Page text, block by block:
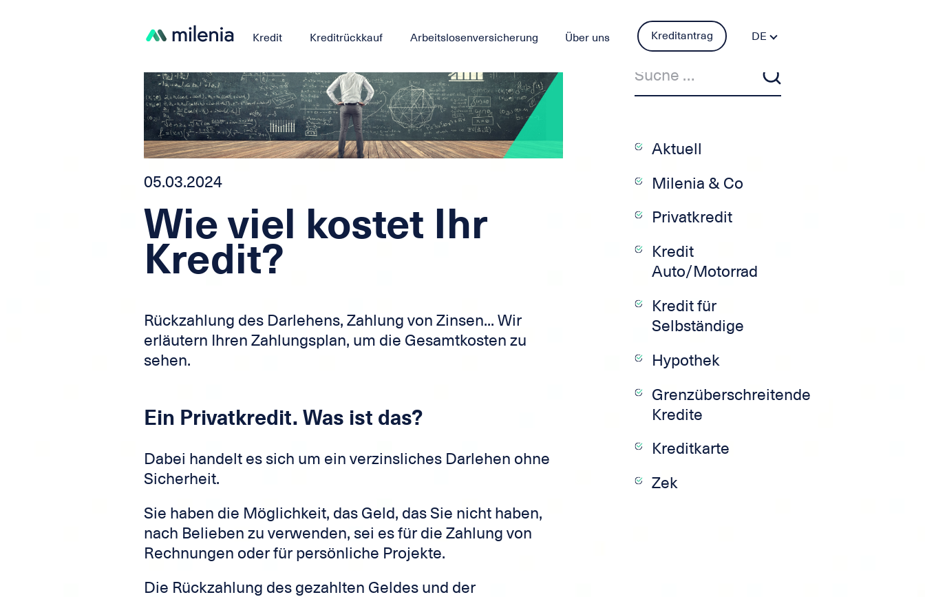
Kredit Kreditrückkauf Arbeitslosenversicherung Über uns Kreditantrag
DE
PT
ES
05.03.2024
Wie viel kostet Ihr
Kredit?
Rückzahlung des Darlehens, Zahlung von Zinsen... Wir
erläutern Ihren Zahlungsplan, um die Gesamtkosten zu
sehen.
Ein Privatkredit. Was ist das?
Dabei handelt es sich um ein verzinsliches Darlehen ohne
Sicherheit.
Sie haben die Möglichkeit, das Geld, das Sie nicht haben,
nach Belieben zu verwenden, sei es für die Zahlung von
Rechnungen oder für persönliche Projekte.
Die Rückzahlung des gezahlten Geldes und der
Aktuell
Milenia & Co
Privatkredit
Kredit
Auto/Motorrad
Kredit für
Selbständige
Hypothek
Grenzüberschreitende
Kredite
Kreditkarte
Zek